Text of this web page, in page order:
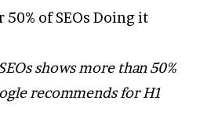
50% of SEOs Doing it
shows more than 50%
recommends for H1